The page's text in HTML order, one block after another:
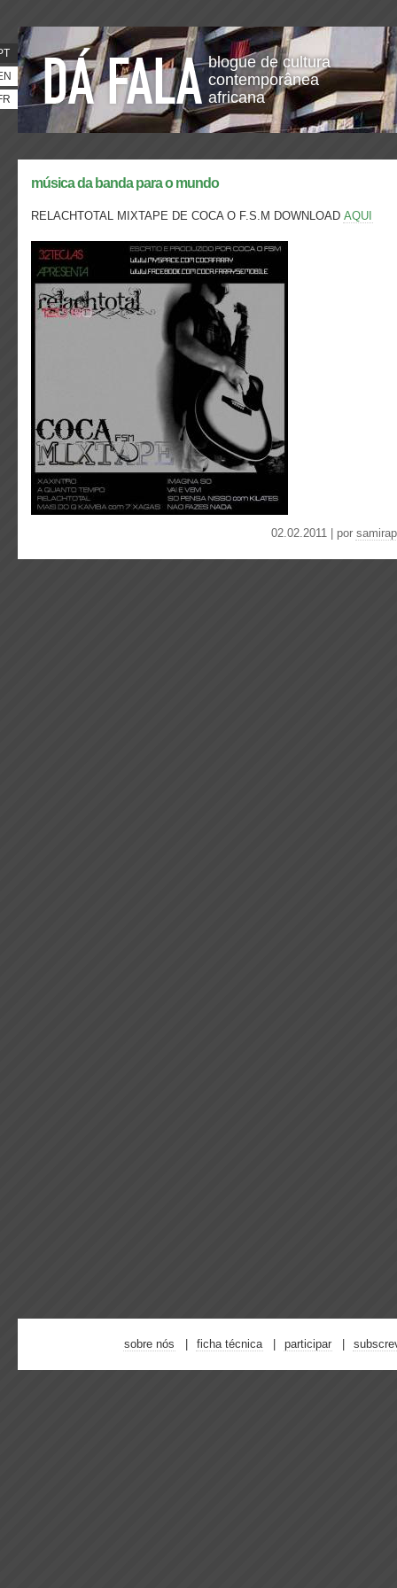
blogue de cultura
contemporânea
africana
música da banda para o mundo
RELACHTOTAL MIXTAPE DE COCA O F.S.M DOWNLOAD AQUI
02.02.2011 | por
sobre nós ficha técnica participar